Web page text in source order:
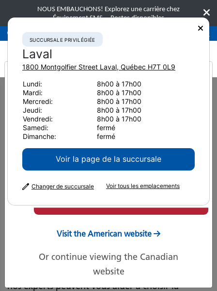
NOUS EMBAUCHONS! Explorez une carrière chez
Équipement SMS. Postes disponibles
Succursale privilégiéeLaval 450-781-9600
Home Équipement neuf Niveleuses
Niveleuses
Équipement SMS propose une gamme complète
de niveleuses haute performance Komatsu,
disponibles à l'achat ou à la location. Notre
gamme comprend des modèles conçus pour le
nivellement de précision, l'entretien des routes et
travailliez dans le secteur de la construction, de
l'exploitation minière ou des services municipaux,
nos experts peuvent vous aider à choisir la
It looks like you are
from America
Visit the American website
Or continue viewing the Canadian
website
SUCCURSALE PRIVILÉGIÉE
Laval
1800 Montgolfier Street Laval, Québec H7T 0L9
Lundi:
8h00 à 17h00
Mardi:
8h00 à 17h00
Mercredi:
8h00 à 17h00
Jeudi:
8h00 à 17h00
Vendredi:
8h00 à 17h00
Samedi:
fermé
Dimanche:
fermé
Voir la page de la succursale
Changer de succursale Voir tous les emplacements